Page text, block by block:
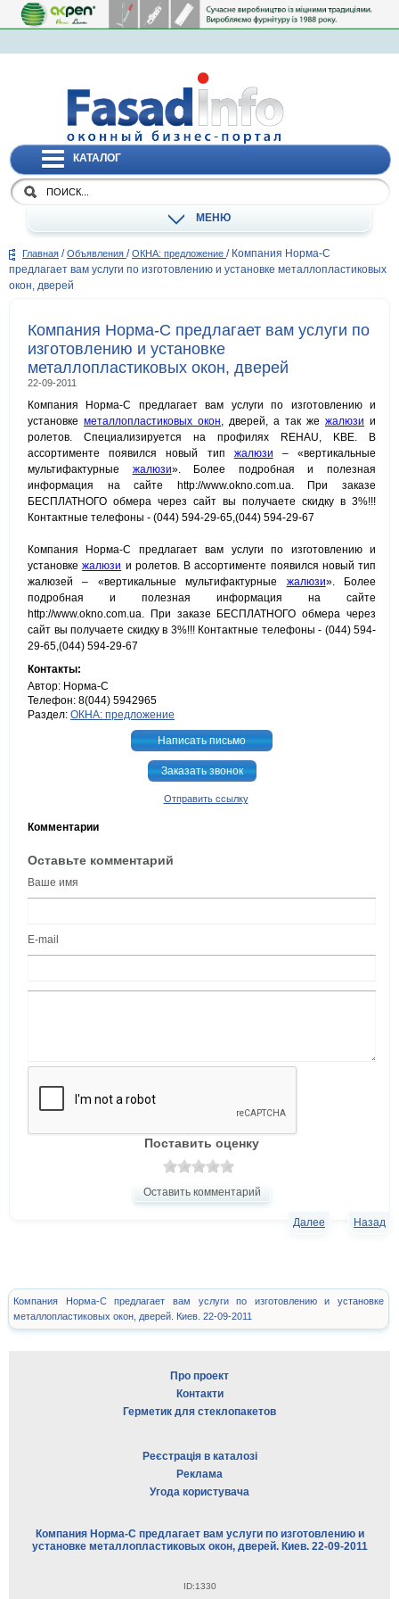
КАТАЛОГ
МЕНЮ
Главная / Объявления / ОКНА: предложение / Компания Норма-С
предлагает вам услуги по изготовлению и установке металлопластиковых
окон, дверей
Компания Норма-С предлагает вам услуги по
изготовлению и установке
металлопластиковых окон, дверей
22-09-2011
Компания Норма-С предлагает вам услуги по изготовлению и
установке металлопластиковых окон, дверей, а так же жалюзи и
ролетов. Специализируется на профилях REHAU, KBE. В
ассортименте появился новый тип жалюзи – «вертикальные
мультифактурные жалюзи». Более подробная и полезная
информация на сайте http://www.okno.com.ua. При заказе
БЕСПЛАТНОГО обмера через сайт вы получаете скидку в 3%!!!
Контактные телефоны - (044) 594-29-65,(044) 594-29-67
Компания Норма-С предлагает вам услуги по изготовлению и
установкежалюзи и ролетов. В ассортименте появился новый тип
жалюзей – «вертикальные мультифактурные жалюзи». Более
подробная и полезная информация на сайте
http://www.okno.com.ua. При заказе БЕСПЛАТНОГО обмера через
сайт вы получаете скидку в 3%!!! Контактные телефоны - (044) 594-
29-65,(044) 594-29-67
Контакты:
Автор: Норма-С
Телефон: 8(044) 5942965
Раздел: ОКНА: предложение
Написать письмо
Заказать звонок
Отправить ссылку
Комментарии
Оставьте комментарий
Ваше имя
E-mail
Поставить оценку
Оставить комментарий
Назад
Далее
Компания Норма-С предлагает вам услуги по изготовлению и установке
металлопластиковых окон, дверей. Киев. 22-09-2011
Про проект
Контакти
Герметик для стеклопакетов
Реєстрація в каталозі
Реклама
Угода користувача
Компания Норма-С предлагает вам услуги по изготовлению и
установке металлопластиковых окон, дверей. Киев. 22-09-2011
ID:1330